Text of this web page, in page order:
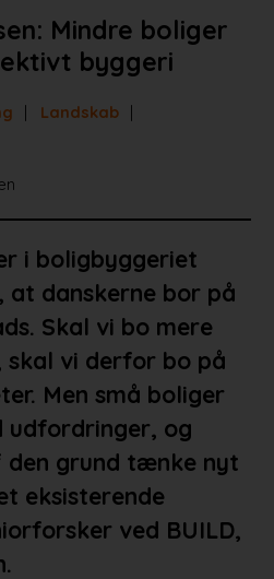
Mindre boliger
byggeri
Landskab
i boligbyggeriet
danskerne bor på
Skal vi bo mere
skal vi derfor bo på
Men små boliger
udfordringer, og
grund tænke nyt
eksisterende
ved BUILD,